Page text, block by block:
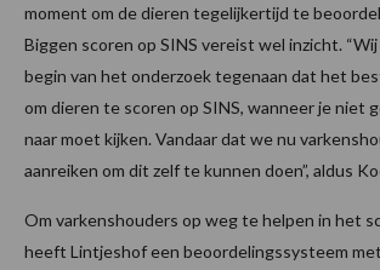
moment om de dieren tegelijkertijd te
Biggen scoren op SINS vereist wel inzicht.
begin van het onderzoek tegenaan dat het
om dieren te scoren op SINS, wanneer je niet
naar moet kijken. Vandaar dat we nu
aanreiken om dit zelf te kunnen doen”, aldus
Om varkenshouders op weg te helpen in het
heeft Lintjeshof een beoordelingssysteem